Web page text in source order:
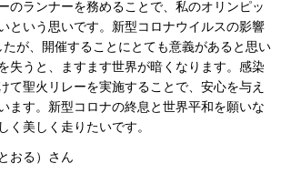
のランナーを務めることで、私のオリンピッ
という思いです。新型コロナウイルスの影響
が、開催することにとても意義があると思い
失うと、ますます世界が暗くなります。感染
て聖火リレーを実施することで、安心を与え
ます。新型コロナの終息と世界平和を願いな
く美しく走りたいです。
おる）さん